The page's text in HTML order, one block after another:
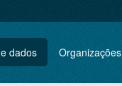
dados Organizações